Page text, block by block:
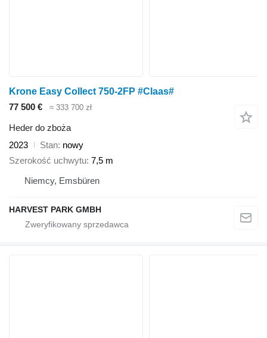
Krone Easy Collect 750-2FP #Claas#
77 500 €
≈ 333 700 zł
Heder do zboża
2023
Stan nowy
Szerokość uchwytu 7,5 m
Niemcy, Emsbüren
HARVEST PARK GMBH